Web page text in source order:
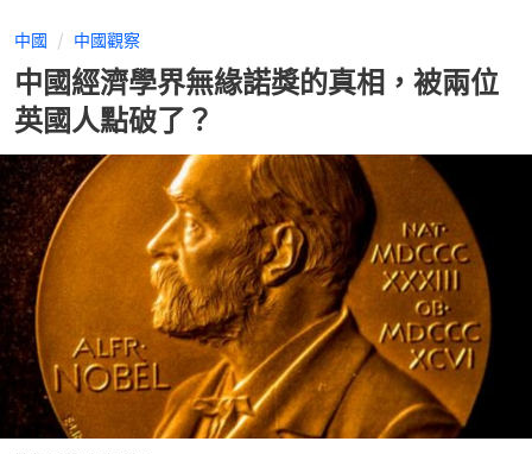
中國 中國觀察
中國經濟學界無緣諾獎的真相，被兩位
英國人點破了？